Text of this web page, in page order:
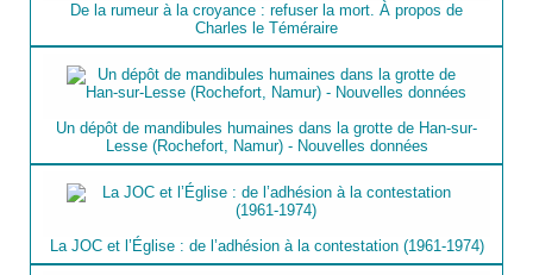
De la rumeur à la croyance : refuser la mort. À propos de
Charles le Téméraire
Un dépôt de mandibules humaines dans la grotte de Han-sur-
Lesse (Rochefort, Namur) - Nouvelles données
La JOC et l’Église : de l’adhésion à la contestation (1961-1974)